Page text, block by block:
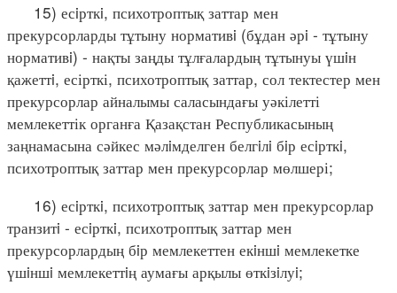
15) есiрткi, психотроптық заттар мен
прекурсорларды тұтыну нормативi (бұдан әрi - тұтыну
нормативi) - нақты заңды тұлғалардың тұтынуы үшiн
қажеттi, есірткі, психотроптық заттар, сол тектестер мен
прекурсорлар айналымы саласындағы уәкілетті
мемлекеттік органға Қазақстан Республикасының
заңнамасына сәйкес мәлiмделген белгiлi бiр есiрткi,
психотроптық заттар мен прекурсорлар мөлшері;
16) есiрткi, психотроптық заттар мен прекурсорлар
транзитi - есiрткi, психотроптық заттар мен
прекурсорлардың бiр мемлекеттен екiншi мемлекетке
үшiншi мемлекеттiң аумағы арқылы өткiзiлуi;